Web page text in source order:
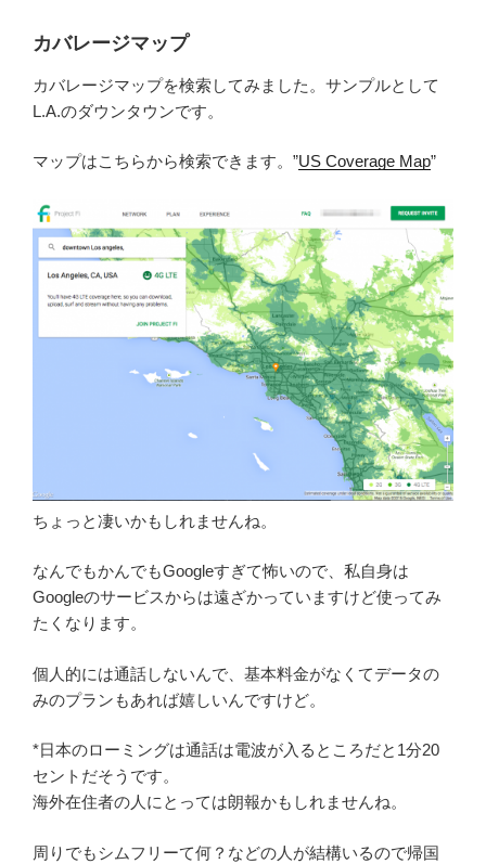
カバレージマップ
カバレージマップを検索してみました。サンプルとして
L.A.のダウンタウンです。
マップはこちらから検索できます。”US Coverage Map”
ちょっと凄いかもしれませんね。
なんでもかんでもGoogleすぎて怖いので、私自身は
Googleのサービスからは遠ざかっていますけど使ってみ
たくなります。
個人的には通話しないんで、基本料金がなくてデータの
みのプランもあれば嬉しいんですけど。
*日本のローミングは通話は電波が入るところだと1分20
セントだそうです。
海外在住者の人にとっては朗報かもしれませんね。
周りでもシムフリーて何？などの人が結構いるので帰国